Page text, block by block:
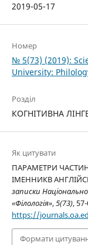
2019-05-17
Номер
№ 5(73) (2019):
University:
Розділ
КОГНІТИВНА
Як цитувати
ПАРАМЕТРИ
ІМЕННИКВ
записки
«Філологія»,5(73),
https://
Формати